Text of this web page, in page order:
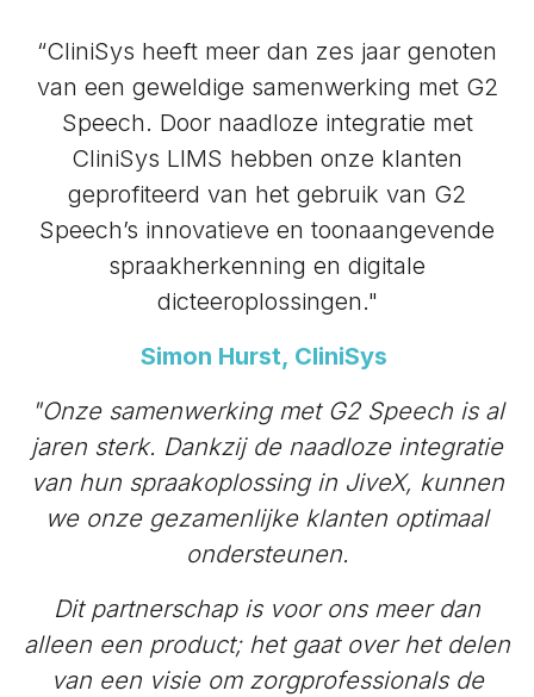
“CliniSys heeft meer dan zes jaar genoten
van een geweldige samenwerking met G2
Speech. Door naadloze integratie met
CliniSys LIMS hebben onze klanten
geprofiteerd van het gebruik van G2
Speech’s innovatieve en toonaangevende
spraakherkenning en digitale
dicteeroplossingen."
Simon Hurst, CliniSys
"Onze samenwerking met G2 Speech is al
jaren sterk. Dankzij de naadloze integratie
van hun spraakoplossing in JiveX, kunnen
we onze gezamenlijke klanten optimaal
ondersteunen.
Dit partnerschap is voor ons meer dan
alleen een product; het gaat over het delen
van een visie om zorgprofessionals de